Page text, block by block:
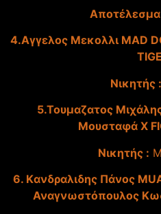
4.Αγγελος Μεκολλι MAD
Νικητής :
5.Τουμαζατος
Μουσταφά X
Nικητής :
6. Kανδραλιδης Πάνος
Αναγνωστόπουλος